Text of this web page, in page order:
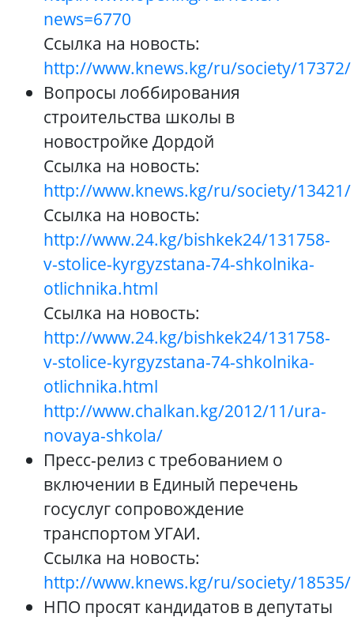
news=6770
Ссылка на новость:
http://www.knews.kg/ru/society/17372/
Вопросы лоббирования
строительства школы в
новостройке Дордой
Ссылка на новость:
http://www.knews.kg/ru/society/13421/
Ссылка на новость:
http://www.24.kg/bishkek24/131758-
v-stolice-kyrgyzstana-74-shkolnika-
otlichnika.html
Ссылка на новость:
http://www.24.kg/bishkek24/131758-
v-stolice-kyrgyzstana-74-shkolnika-
otlichnika.html
http://www.chalkan.kg/2012/11/ura-
novaya-shkola/
Пресс-релиз с требованием о
включении в Единый перечень
госуслуг сопровождение
транспортом УГАИ.
Ссылка на новость:
http://www.knews.kg/ru/society/18535/
НПО просят кандидатов в депутаты